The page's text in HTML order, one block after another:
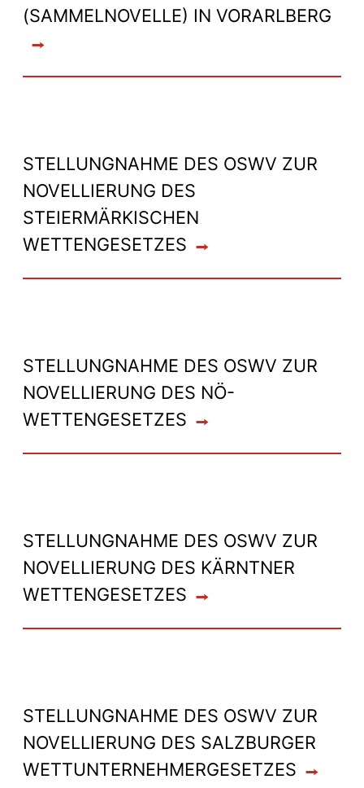
(SAMMELNOVELLE) IN VORARLBERG
STELLUNGNAHME DES OSWV ZUR
NOVELLIERUNG DES
STEIERMÄRKISCHEN
WETTENGESETZES
STELLUNGNAHME DES OSWV ZUR
NOVELLIERUNG DES NÖ-
WETTENGESETZES
STELLUNGNAHME DES OSWV ZUR
NOVELLIERUNG DES KÄRNTNER
WETTENGESETZES
STELLUNGNAHME DES OSWV ZUR
NOVELLIERUNG DES SALZBURGER
WETTUNTERNEHMERGESETZES